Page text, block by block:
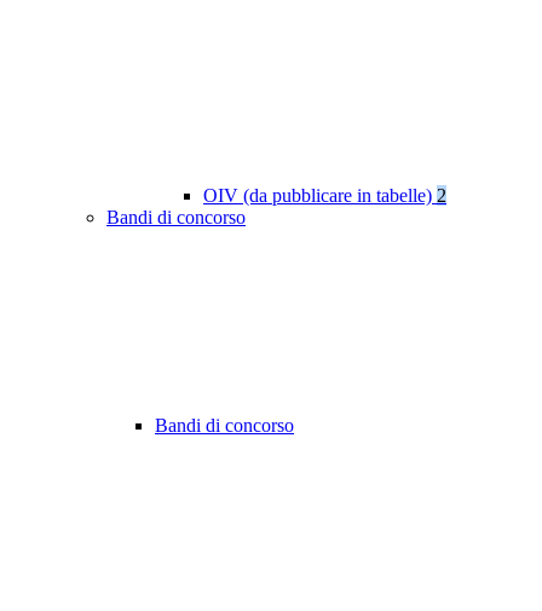
OIV (da pubblicare in tabelle) 2
Bandi di concorso
Bandi di concorso